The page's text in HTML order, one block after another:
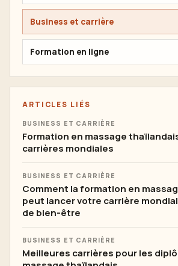
Business et carrière
Formation en ligne
ARTICLES LIÉS
BUSINESS ET CARRIÈRE
Formation en massage
carrières mondiales
BUSINESS ET CARRIÈRE
Comment la formation en
peut lancer votre carrière
de bien-être
BUSINESS ET CARRIÈRE
Meilleures carrières pour les